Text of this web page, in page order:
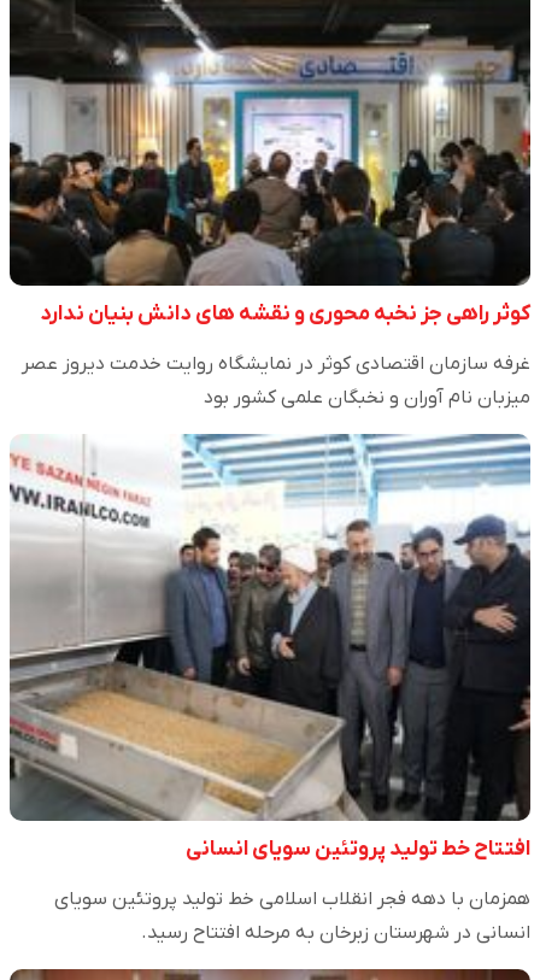
کوثر راهی جز نخبه محوری و نقشه های دانش بنیان ندارد
غرفه سازمان اقتصادی کوثر در نمایشگاه روایت خدمت دیروز عصر
میزبان نام آوران و نخبگان علمی کشور بود
افتتاح خط تولید پروتئین سویای انسانی
همزمان با دهه فجر انقلاب اسلامی خط تولید پروتئین سویای
انسانی در شهرستان زبرخان به مرحله افتتاح رسید.